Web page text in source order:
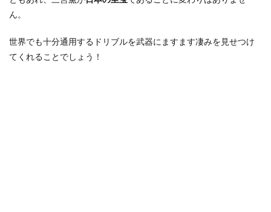
ん。
世界でも十分通用するドリブルを武器にますます凄みを見せつけ
てくれることでしょう！